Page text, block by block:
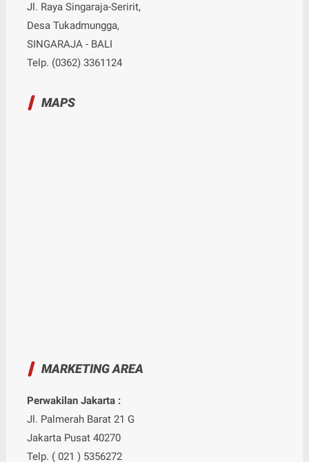
Jl. Raya Singaraja-Seririt,
Desa Tukadmungga,
SINGARAJA - BALI
Telp. (0362) 3361124
MAPS
MARKETING AREA
Perwakilan Jakarta :
Jl. Palmerah Barat 21 G
Jakarta Pusat 40270
Telp. ( 021 ) 5356272